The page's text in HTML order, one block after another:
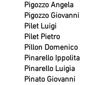
Pigozzo Angela
Pigozzo Giovanni
Pilet Luigi
Pilet Pietro
Pillon Domenico
Pinarello Ippolita
Pinarello Luigia
Pinato Giovanni